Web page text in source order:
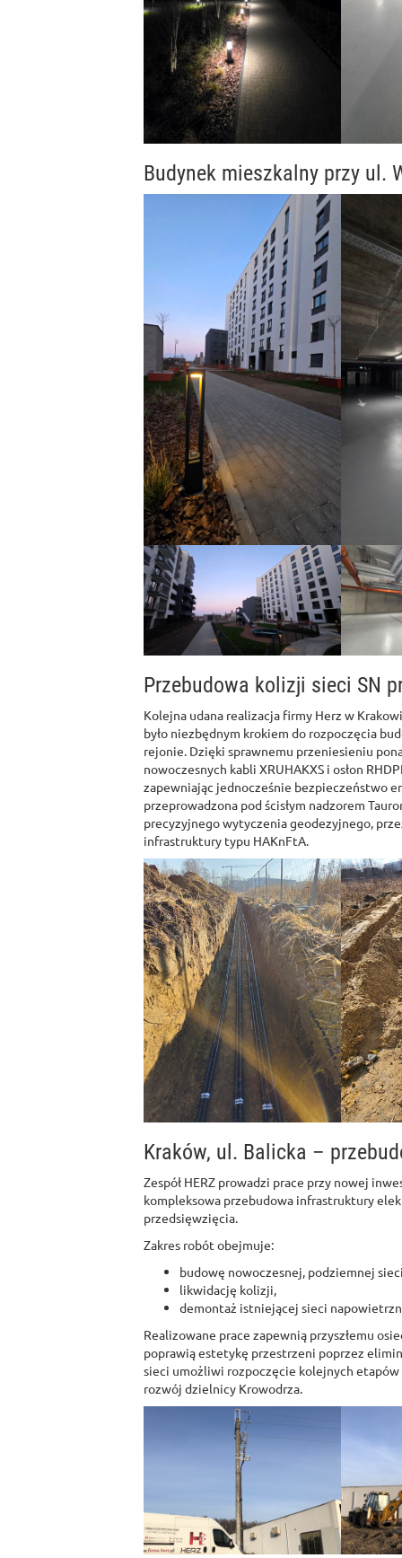
Budynek mieszkalny przy ul.
Przebudowa kolizji sieci SN
Kolejna udana realizacja firmy Herz w
było niezbędnym krokiem do rozpoczęcia
rejonie. Dzięki sprawnemu przeniesieniu
nowoczesnych kabli XRUHAKXS i osłon
zapewniając jednocześnie bezpieczeństwo
przeprowadzona pod ścisłym nadzorem
precyzyjnego wytyczenia geodezyjnego,
infrastruktury typu HAKnFtA.
Kraków, ul. Balicka –
Zespół HERZ prowadzi prace przy nowej
kompleksowa przebudowa infrastruktury
przedsięwzięcia.
Zakres robót obejmuje:
budowę nowoczesnej, podziemnej
likwidację kolizji,
demontaż istniejącej sieci
Realizowane prace zapewnią przyszłemu
poprawią estetykę przestrzeni poprzez
sieci umożliwi rozpoczęcie kolejnych
rozwój dzielnicy Krowodrza.